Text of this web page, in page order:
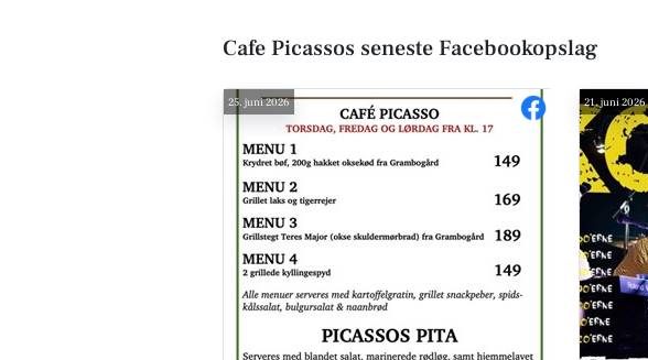
Cafe Picassos seneste Facebookopslag
25. juni 2026 21. juni 2026